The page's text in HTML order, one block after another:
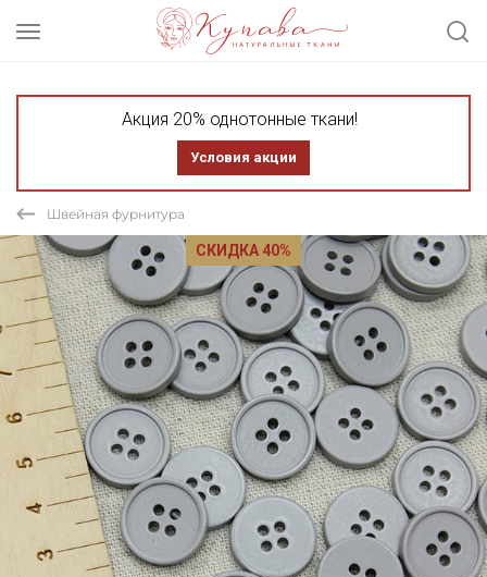
Акция 20% однотонные ткани!
Условия акции
Швейная фурнитура
СКИДКА 40%